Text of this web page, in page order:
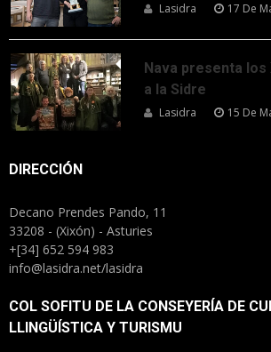
Lasidra 17 De
Nava presenta los
a la Sidre
Lasidra 15 De
DIRECCIÓN
Decano Prendes Pando, 11
33208 - (Xixón) - Asturies
+[34] 652 594 983
info@lasidra.net/lasidra
COL SOFITU DE LA CONSEYERÍA DE
LLINGÜÍSTICA Y TURISMU